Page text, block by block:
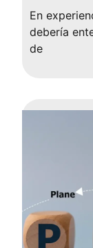
En
debería
de